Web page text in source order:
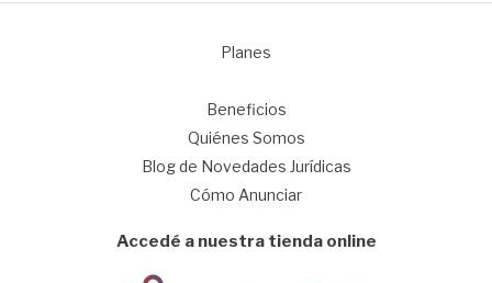
Planes
Beneficios
Quiénes Somos
Blog de Novedades Jurídicas
Cómo Anunciar
Accedé a nuestra tienda online